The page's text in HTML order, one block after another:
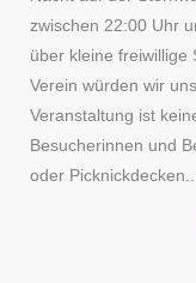
zwischen 22:00 Uhr
über kleine freiwillige
Verein würden wir
Veranstaltung ist
Besucherinnen und
oder